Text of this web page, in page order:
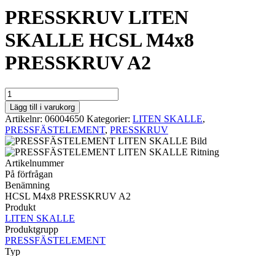
PRESSKRUV LITEN
SKALLE HCSL M4x8
PRESSKRUV A2
PRESSKRUV
LITEN
SKALLE
HCSL
M4x8
PRESSKRUV
A2
mängd
Lägg till i varukorg
Artikelnr: 06004650 Kategorier: LITEN SKALLE,
PRESSFÄSTELEMENT, PRESSKRUV
Artikelnummer
På förfrågan
Benämning
HCSL M4x8 PRESSKRUV A2
Produkt
LITEN SKALLE
Produktgrupp
PRESSFÄSTELEMENT
Typ